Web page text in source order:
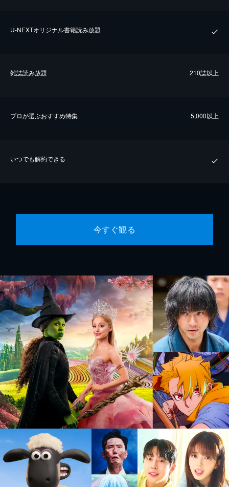
U-NEXTオリジナル書籍読み放題
雑誌読み放題 210誌以上
プロが選ぶおすすめ特集 5,000以上
いつでも解約できる
今すぐ観る